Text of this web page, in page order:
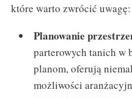
które warto zwrócić uwagę:
Planowanie
parterowych tanich w
planom, oferują
możliwości